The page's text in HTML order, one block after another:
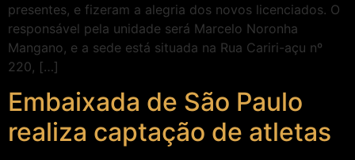
presentes, e fizeram a alegria dos novos licenciados. O
responsável pela unidade será Marcelo Noronha
Mangano, e a sede está situada na Rua Cariri-açu nº
220, […]
Embaixada de São Paulo
realiza captação de atletas